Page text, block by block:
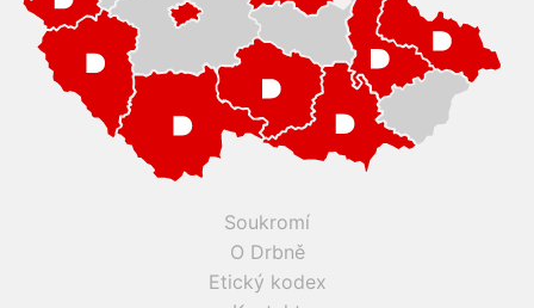
Soukromí
O Drbně
Etický kodex